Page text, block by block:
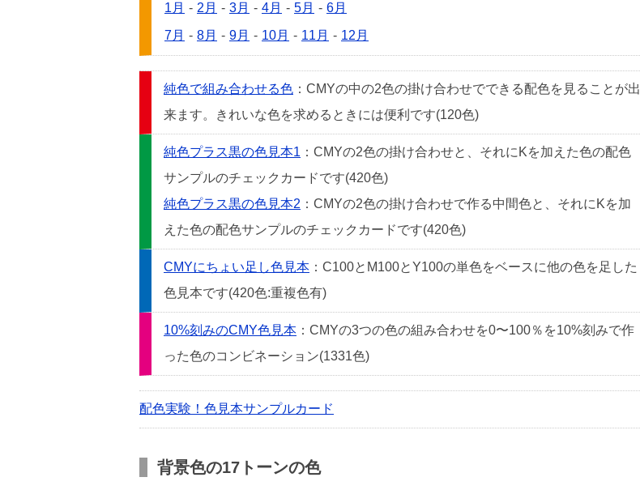
1月 - 2月 - 3月 - 4月 - 5月 - 6月
7月 - 8月 - 9月 - 10月 - 11月 - 12月
純色で組み合わせる色 ：CMYの中の2色の掛け合わせでできる配色を見ることが出
来ます。きれいな色を求めるときには便利です(120色)
純色プラス黒の色見本1 ：CMYの2色の掛け合わせと、それにKを加えた色の配色
サンプルのチェックカードです(420色)
純色プラス黒の色見本2 ：CMYの2色の掛け合わせで作る中間色と、それにKを加
えた色の配色サンプルのチェックカードです(420色)
CMYにちょい足し色見本 ：C100とM100とY100の単色をベースに他の色を足した
色見本です(420色:重複色有)
10%刻みのCMY色見本 ：CMYの3つの色の組み合わせを0〜100％を10%刻みで作
った色のコンビネーション(1331色)
配色実験！色見本サンプルカード
背景色の17トーンの色